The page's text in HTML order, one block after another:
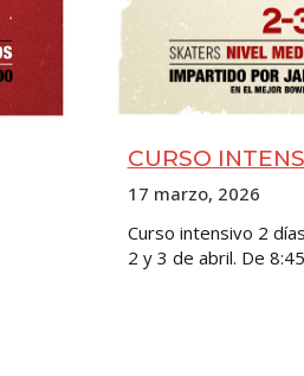
CURSO
17 marzo, 2026
Curso intensivo 2
2 y 3 de abril. De